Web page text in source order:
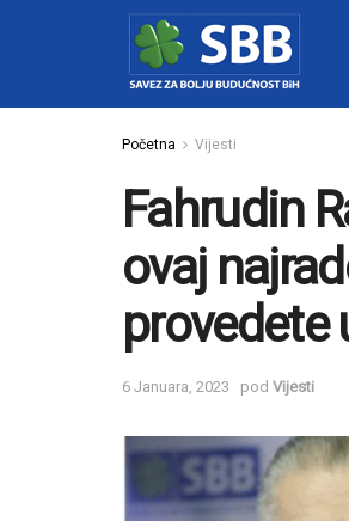
Početna Vijesti
Fahrudin
ovaj
provedete
6 Januara, 2023 pod Vijesti